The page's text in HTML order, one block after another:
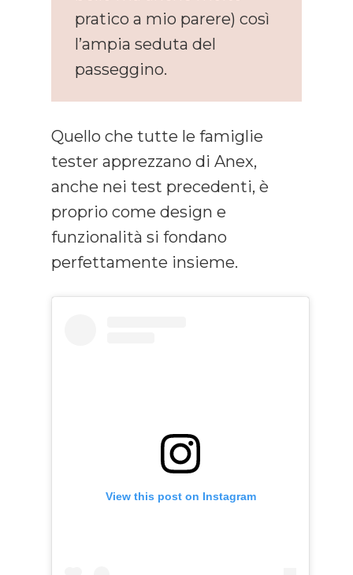
pratico a mio parere) così
l’ampia seduta del
passeggino.
Quello che tutte le famiglie
tester apprezzano di Anex,
anche nei test precedenti, è
proprio come design e
funzionalità si fondano
perfettamente insieme.
View this post on Instagram